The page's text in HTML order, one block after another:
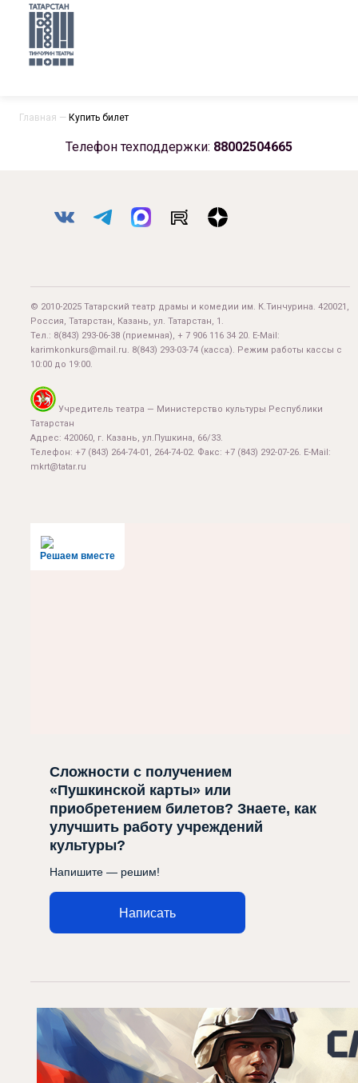
Главная — Купить билет
Телефон техподдержки: 88002504665
© 2010-2025 Татарский театр драмы и комедии им. К.Тинчурина. 420021,
Россия, Татарстан, Казань, ул. Татарстан, 1.
Тел.: 8(843) 293-06-38 (приемная), + 7 906 116 34 20. E-Mail:
karimkonkurs@mail.ru. 8(843) 293-03-74 (касса). Режим работы кассы с
10:00 до 19:00.
Учредитель театра — Министерство культуры Республики
Татарстан
Адрес: 420060, г. Казань, ул.Пушкина, 66/33.
Телефон: +7 (843) 264-74-01, 264-74-02. Факс: +7 (843) 292-07-26. E-Mail:
mkrt@tatar.ru
Решаем вместе
Сложности с получением
«Пушкинской карты» или
приобретением билетов? Знаете, как
улучшить работу учреждений
культуры?
Напишите — решим!
Написать